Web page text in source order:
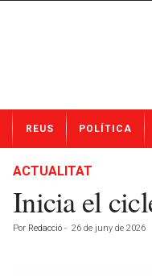
t
REUS POLÍTICA
ACTUALITAT
Inicia el
Por Redacció - 26 de juny de 2026